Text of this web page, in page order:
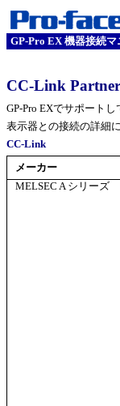
GP-Pro EX 機器接続マ
CC-Link
GP-Pro EXでサポート
表示器との接続の詳細
CC-Link
メーカー
MELSEC A シリーズ